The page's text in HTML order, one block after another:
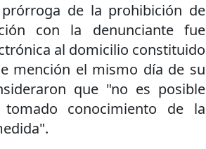
de la prohibición de
con la denunciante fue
al domicilio constituido
mención el mismo día de su
que "no es posible
conocimiento de la